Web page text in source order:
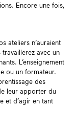
Encore une fois,
ateliers n’auraient
avec un
L’enseignement
ou un formateur.
des
leur apporter du
et d’agir en tant